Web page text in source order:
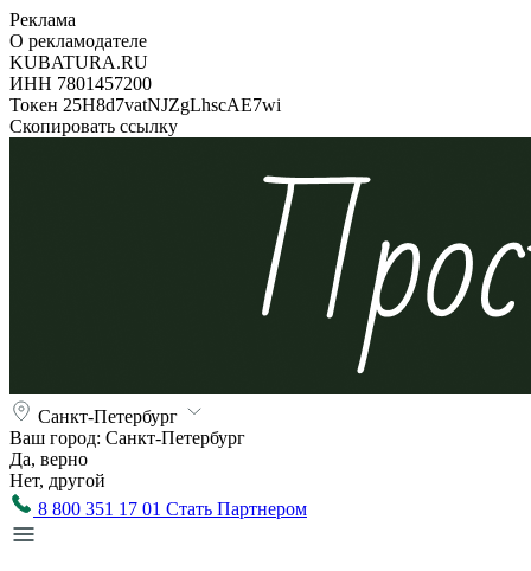
Реклама
О рекламодателе
KUBATURA.RU
ИНН 7801457200
Токен 25H8d7vatNJZgLhscAE7wi
Скопировать ссылку
Санкт-Петербург
Ваш город: Санкт-Петербург
Да, верно
Нет, другой
8 800 351 17 01 Стать Партнером